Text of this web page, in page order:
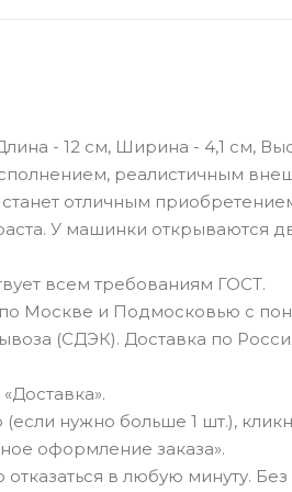
- 12 см, Ширина - 4,1 см,
реалистичным
отличным
У машинки открываются
всем требованиям ГОСТ.
Москве и Подмосковью с
(СДЭК). Доставка по
нужно больше 1 шт.),
оформление заказа».
в любую минуту.